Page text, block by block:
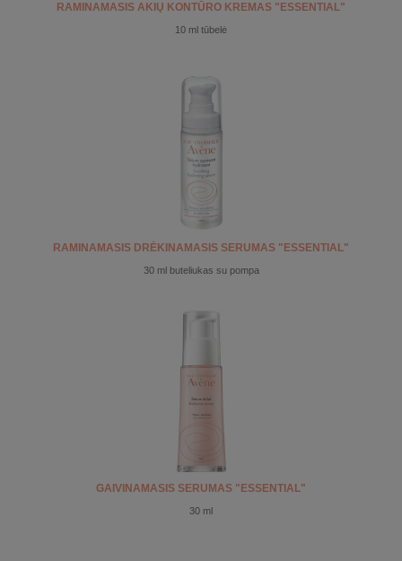
RAMINAMASIS AKIŲ KONTŪRO KREMAS "ESSENTIAL"
10 ml tūbelė
RAMINAMASIS DRĖKINAMASIS SERUMAS "ESSENTIAL"
30 ml buteliukas su pompa
GAIVINAMASIS SERUMAS "ESSENTIAL"
30 ml